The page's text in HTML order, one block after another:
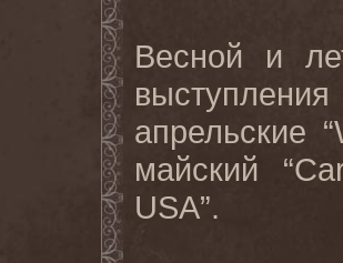
Весной и
апрельские “
майский “
USA”.